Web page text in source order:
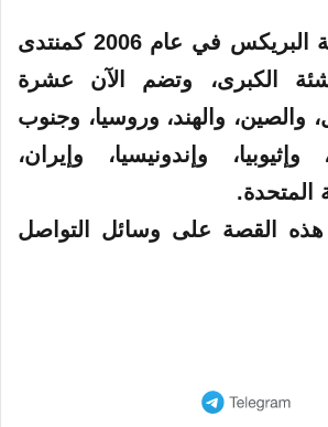
تأسست مجموعة البريكس في عام 2006 كمنتدى
الكبرى، وتضم الآن عشرة
والصين، والهند، وروسيا، وجنوب
وإثيوبيا، وإندونيسيا، وإيران،
المتحدة.
القصة على وسائل التواصل